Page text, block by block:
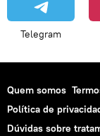
Telegram
Quem somos
Política de
Dúvidas sobre